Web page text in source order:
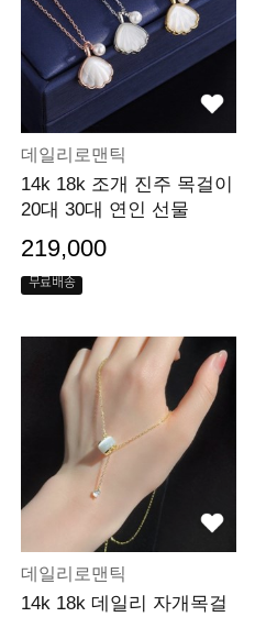
데일리로맨틱
14k 18k 조개 진주 목걸이
20대 30대 연인 선물
219,000
무료배송
데일리로맨틱
14k 18k 데일리 자개목걸